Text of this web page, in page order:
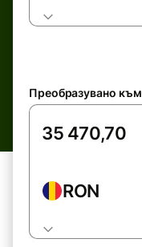
Преобразувано към
RON